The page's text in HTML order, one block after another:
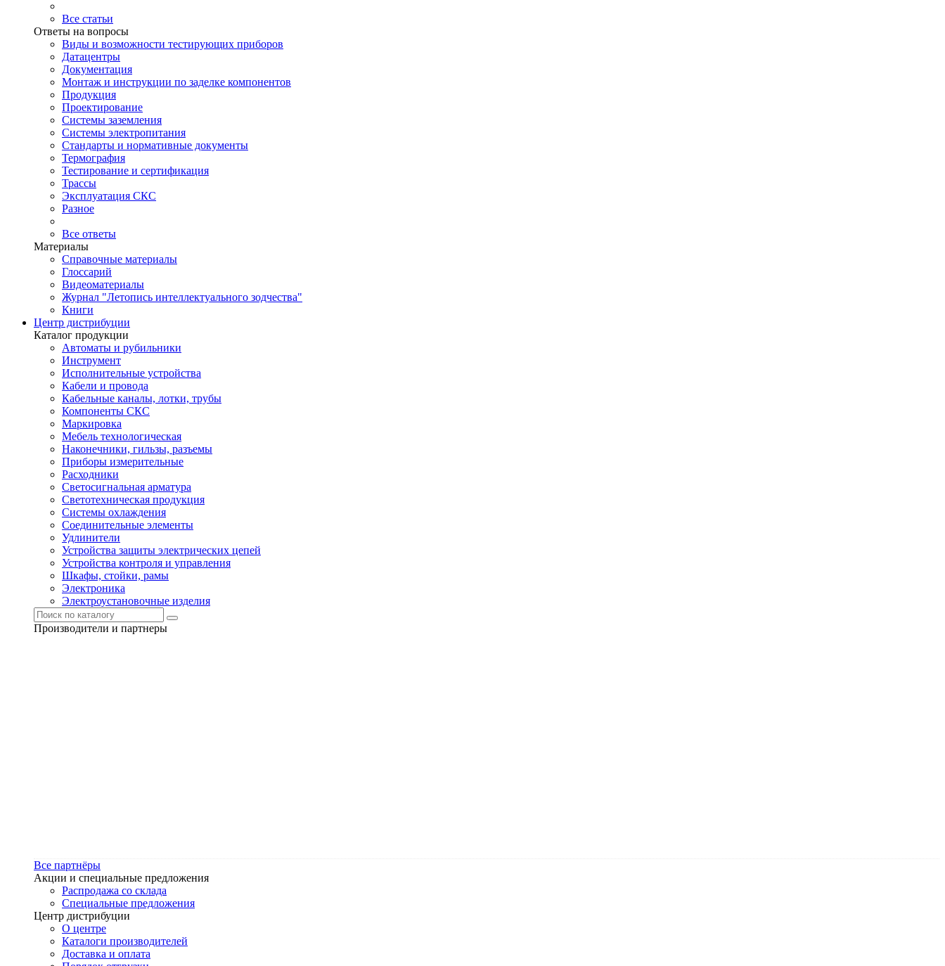
Все статьи
Ответы на вопросы
Виды и возможности тестирующих приборов
Датацентры
Документация
Монтаж и инструкции по заделке компонентов
Продукция
Проектирование
Системы заземления
Системы электропитания
Стандарты и нормативные документы
Термография
Тестирование и сертификация
Трассы
Эксплуатация СКС
Разное
Все ответы
Материалы
Справочные материалы
Глоссарий
Видеоматериалы
Журнал "Летопись интеллектуального зодчества"
Книги
Центр дистрибуции
Каталог продукции
Автоматы и рубильники
Инструмент
Исполнительные устройства
Кабели и провода
Кабельные каналы, лотки, трубы
Компоненты СКС
Маркировка
Мебель технологическая
Наконечники, гильзы, разъемы
Приборы измерительные
Расходники
Светосигнальная арматура
Светотехническая продукция
Системы охлаждения
Соединительные элементы
Удлинители
Устройства защиты электрических цепей
Устройства контроля и управления
Шкафы, стойки, рамы
Электроника
Электроустановочные изделия
Производители и партнеры
Все партнёры
Акции и специальные предложения
Распродажа со склада
Специальные предложения
Центр дистрибуции
О центре
Каталоги производителей
Доставка и оплата